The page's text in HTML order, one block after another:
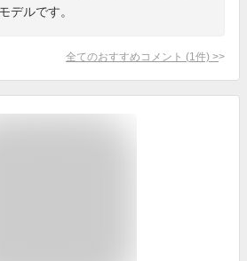
デルです。
全てのおすすめコメント (1 件) >